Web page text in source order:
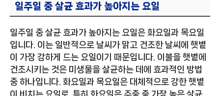
일주일 중 살균 효과가 높아지는 요일
일주일 중 살균 효과가 높아지는 요일은 화요일과 목요일
입니다. 이는 일반적으로 날씨가 맑고 건조한 날씨에 햇볕
이 가장 강하게 드는 요일이기 때문입니다. 이불을 햇볕에
건조시키는 것은 미생물을 살균하는 데에 효과적인 방법
중 하나입니다. 화요일과 목요일은 대체적으로 강한 햇볕
이 비치는 요일로, 특히 화요일은 주중 중 가장 높은 살균